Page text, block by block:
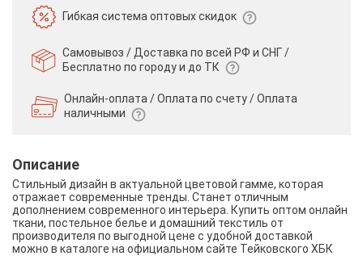
Гибкая системаоптовых скидок
Самовывоз / Доставка по всей РФ и СНГ /
Бесплатно по городу и до ТК
Онлайн-оплата / Оплата по счету /Оплата
наличными
Описание
Стильный дизайн в актуальной цветовой гамме, которая
отражает современные тренды. Станет отличным
дополнением современного интерьера. Купить оптом онлайн
ткани, постельное белье и домашний текстиль от
производителя по выгодной цене с удобной доставкой
можно в каталоге на официальном сайте Тейковского ХБК